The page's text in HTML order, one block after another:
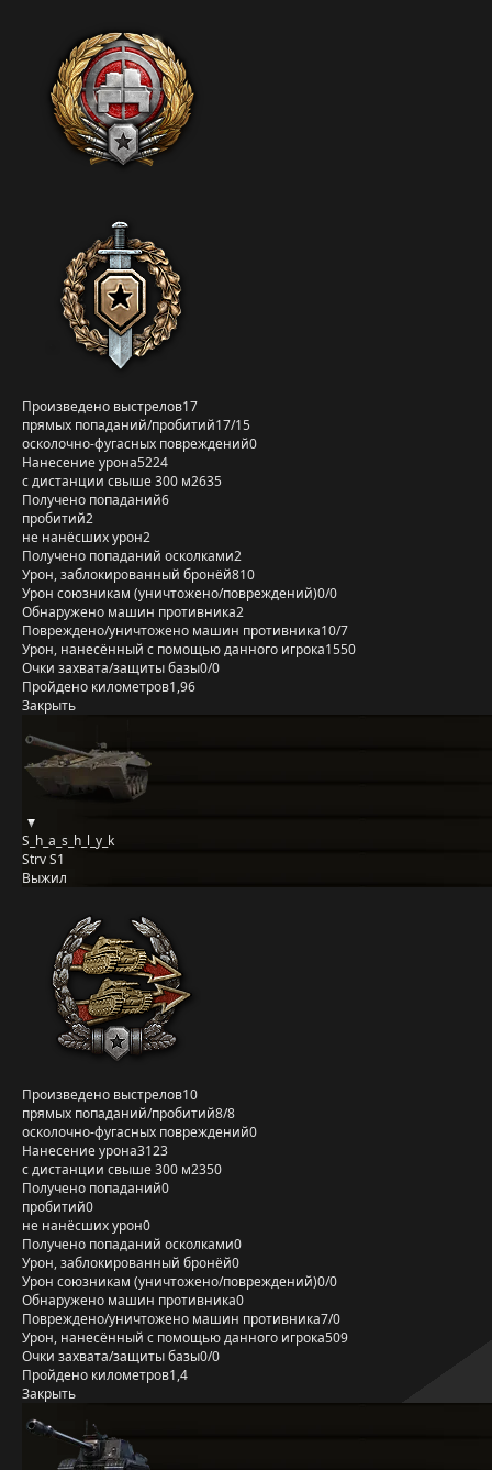
Произведено выстрелов17
прямых попаданий/пробитий17/15
осколочно-фугасных повреждений0
Нанесение урона5224
с дистанции свыше 300 м2635
Получено попаданий6
пробитий2
не нанёсших урон2
Получено попаданий осколками2
Урон, заблокированный бронёй810
Урон союзникам (уничтожено/повреждений)0/0
Обнаружено машин противника2
Повреждено/уничтожено машин противника10/7
Урон, нанесённый с помощью данного игрока1550
Очки захвата/защиты базы0/0
Пройдено километров1,96
Закрыть
S_h_a_s_h_l_y_k
Strv S1
Выжил
Произведено выстрелов10
прямых попаданий/пробитий8/8
осколочно-фугасных повреждений0
Нанесение урона3123
с дистанции свыше 300 м2350
Получено попаданий0
пробитий0
не нанёсших урон0
Получено попаданий осколками0
Урон, заблокированный бронёй0
Урон союзникам (уничтожено/повреждений)0/0
Обнаружено машин противника0
Повреждено/уничтожено машин противника7/0
Урон, нанесённый с помощью данного игрока509
Очки захвата/защиты базы0/0
Пройдено километров1,4
Закрыть